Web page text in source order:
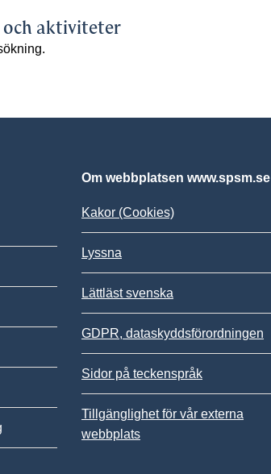
aktiviteter
Om webbplatsen www.spsm.se
Kakor (Cookies)
Lyssna
Lättläst svenska
GDPR, dataskyddsförordningen
Sidor på teckenspråk
Tillgänglighet för vår externa
webbplats